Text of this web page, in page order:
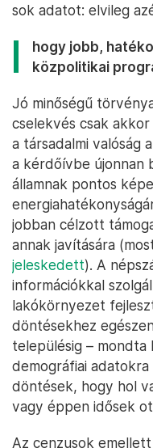
sok adatot: elvileg
hogy jobb,
közpolitikai
Jó minőségű
cselekvés csak
a társadalmi valóság
a kérdőívbe újonnan
államnak pontos
jobban célzott
annak javítására
jeleskedett). A
információkkal
lakókörnyezet
döntésekhez
településig –
demográfiai
döntések, hogy hol
vagy éppen idősek
Az cenzusok